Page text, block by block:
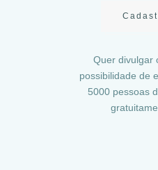
Quer divulgar
possibilidade de
5000 pessoas